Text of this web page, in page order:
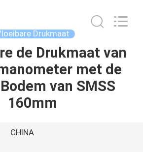
Drukmaat
de Drukmaat van
met de
van SMSS
160mm
CHINA